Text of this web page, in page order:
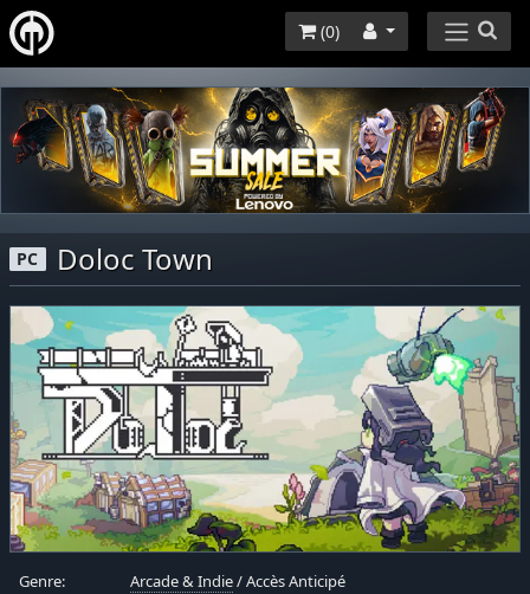
(0)
PC Doloc Town
Genre: Arcade & Indie/ Accès Anticipé